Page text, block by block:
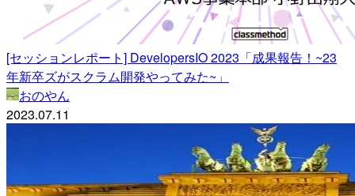
[セッションレポート] DevelopersIO 2023「成果報告！~23
年新卒ズがスクラム開発やってみた~」
おのやん
2023.07.11